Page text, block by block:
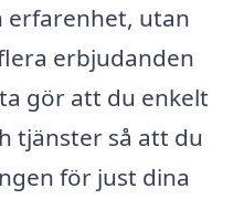
erfarenhet, utan
erbjudanden
gör att du enkelt
tjänster så att du
för just dina